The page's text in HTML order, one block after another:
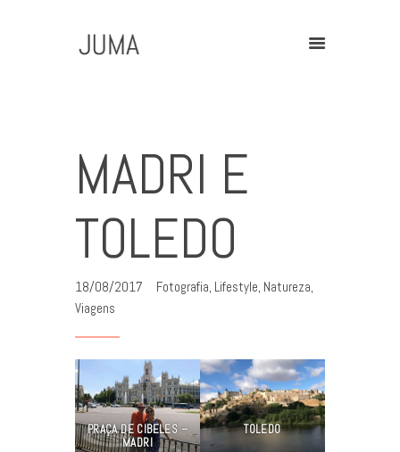
MADRI E
TOLEDO
18/08/2017 Fotografia Lifestyle Natureza
Viagens
PRAÇA DE CIBELES –
MADRI
TOLEDO